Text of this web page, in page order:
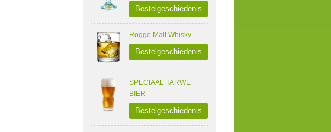
Bestelgeschiedenis
Rogge Malt Whisky
Bestelgeschiedenis
SPECIAAL TARWE
BIER
Bestelgeschiedenis